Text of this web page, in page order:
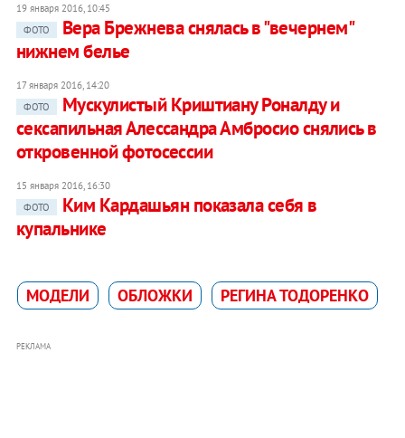
19 января 2016, 10:45
ФОТО
Вера Брежнева снялась в "вечернем"
нижнем белье
17 января 2016, 14:20
ФОТО
Мускулистый Криштиану Роналду и
сексапильная Алессандра Амбросио снялись в
откровенной фотосессии
15 января 2016, 16:30
ФОТО
Ким Кардашьян показала себя в
купальнике
МОДЕЛИ ОБЛОЖКИ РЕГИНА ТОДОРЕНКО
РЕКЛАМА